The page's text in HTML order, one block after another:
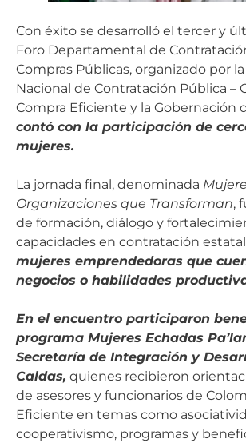
Con éxito se desarrolló el tercer y
Foro Departamental de
Compras Públicas, organizado por
Nacional de Contratación Pública –
Compra Eficiente y la Gobernación
contó con la participación de
mujeres.
La jornada final, denominada
Organizaciones que Transforman,
de formación, diálogo y
capacidades en contratación
mujeres emprendedoras que
negocios o habilidades
En el encuentro participaron
programa Mujeres Echadas
Secretaría de Integración y
Caldas, quienes recibieron
de asesores y funcionarios de
Eficiente en temas como
cooperativismo, programas y